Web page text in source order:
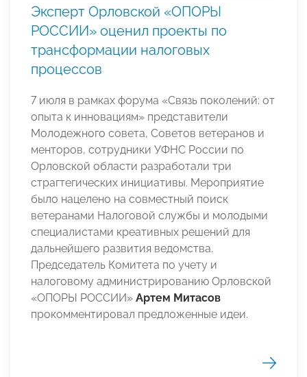
Эксперт Орловской «ОПОРЫ
РОССИИ» оценил проекты по
трансформации налоговых
процессов
7 июля в рамках форума «Связь поколений: от
опыта к инновациям» представители
Молодежного совета, Советов ветеранов и
менторов, сотрудники УФНС России по
Орловской области разработали три
страгтегических инициативы. Мероприятие
было нацелено на совместный поиск
ветеранами Налоговой службы и молодыми
специалистами креативных решений для
дальнейшего развития ведомства.
Председатель Комитета по учету и
налоговому администрированию Орловской
«ОПОРЫ РОССИИ» Артем Митасов
прокомментировал предложенные идеи.